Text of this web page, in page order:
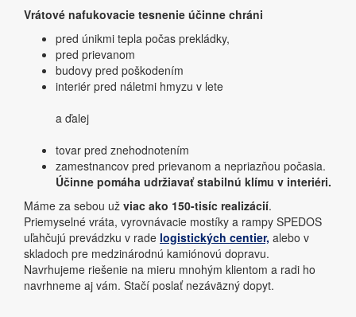
Vrátové nafukovacie tesnenie účinne chráni
pred únikmi tepla počas prekládky,
pred prievanom
budovy pred poškodením
interiér pred náletmi hmyzu v lete
a ďalej
tovar pred znehodnotením
zamestnancov pred prievanom a nepriazňou počasia.
Účinne pomáha udržiavať stabilnú klímu v interiéri.
Máme za sebou už viac ako 150-tisíc realizácií.
Priemyselné vráta, vyrovnávacie mostíky a rampy SPEDOS
uľahčujú prevádzku v rade logistických centier, alebo v
skladoch pre medzinárodnú kamiónovú dopravu.
Navrhujeme riešenie na mieru mnohým klientom a radi ho
navrhneme aj vám. Stačí poslať nezáväzný dopyt.